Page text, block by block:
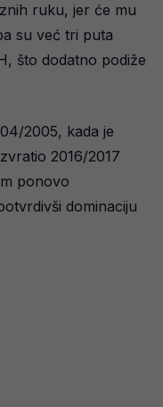
ruku, jer će mu
su već tri puta
što dodatno podiže
2005, kada je
2016/2017
ponovo
dominaciju